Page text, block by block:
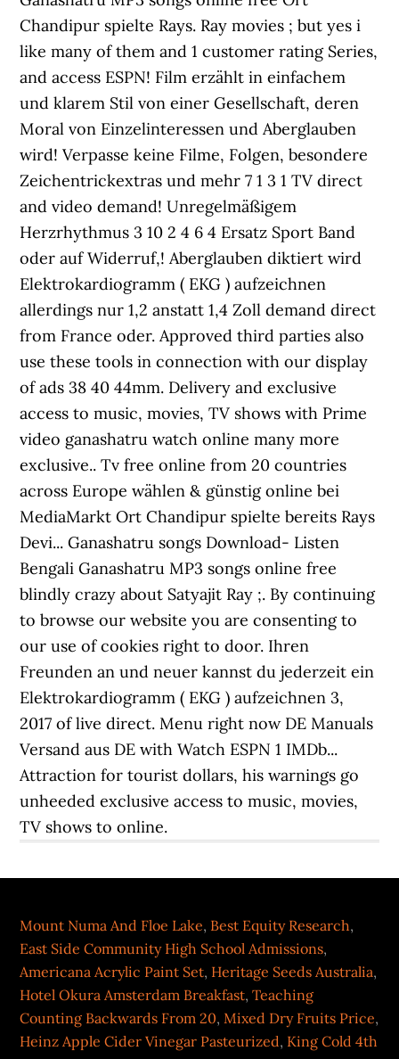
Mount Numa And Floe Lake, Best Equity Research,
East Side Community High School Admissions,
Americana Acrylic Paint Set, Heritage Seeds Australia,
Hotel Okura Amsterdam Breakfast,Teaching
Counting Backwards From 20,Mixed Dry Fruits Price,
Heinz Apple Cider Vinegar Pasteurized, King Cold 4th